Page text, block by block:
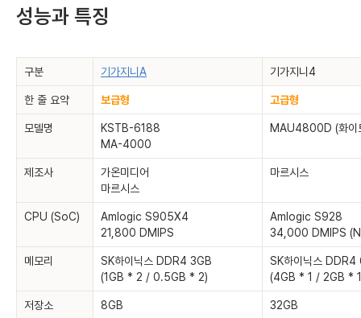
성능과 특징
구분 기가지니A 기가지니4
한 줄 요약 보급형 고급형
모델명
KSTB-6188
MA-4000
MAU4800D (화이
제조사
가온미디어
마르시스
마르시스
CPU (SoC)
Amlogic S905X4
21,800 DMIPS
Amlogic S928
34,000 DMIPS
메모리
SK하이닉스 DDR4 3GB
(1GB * 2 / 0.5GB * 2)
SK하이닉스 DDR4
(4GB * 1 / 2GB *
저장소 8GB 32GB